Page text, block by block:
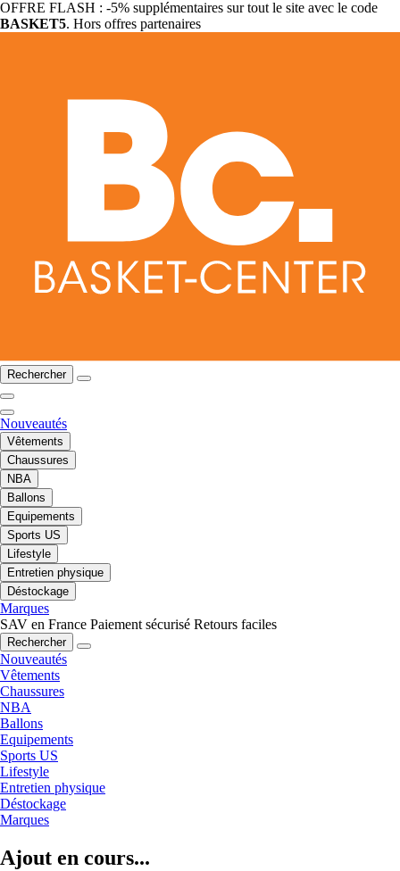
OFFRE FLASH : -5% supplémentaires sur tout le site avec le code
BASKET5. Hors offres partenaires
Rechercher
Nouveautés
Vêtements
Chaussures
NBA
Ballons
Equipements
Sports US
Lifestyle
Entretien physique
Déstockage
Marques
SAV en France Paiement sécurisé Retours faciles
Rechercher
Nouveautés
Vêtements
Chaussures
NBA
Ballons
Equipements
Sports US
Lifestyle
Entretien physique
Déstockage
Marques
Ajout en cours...